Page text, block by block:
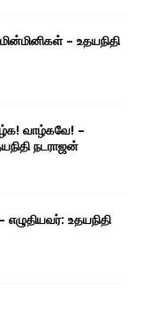
– உதயநிதி
வாழ்கவே! –
நடராஜன்
உதயநிதி